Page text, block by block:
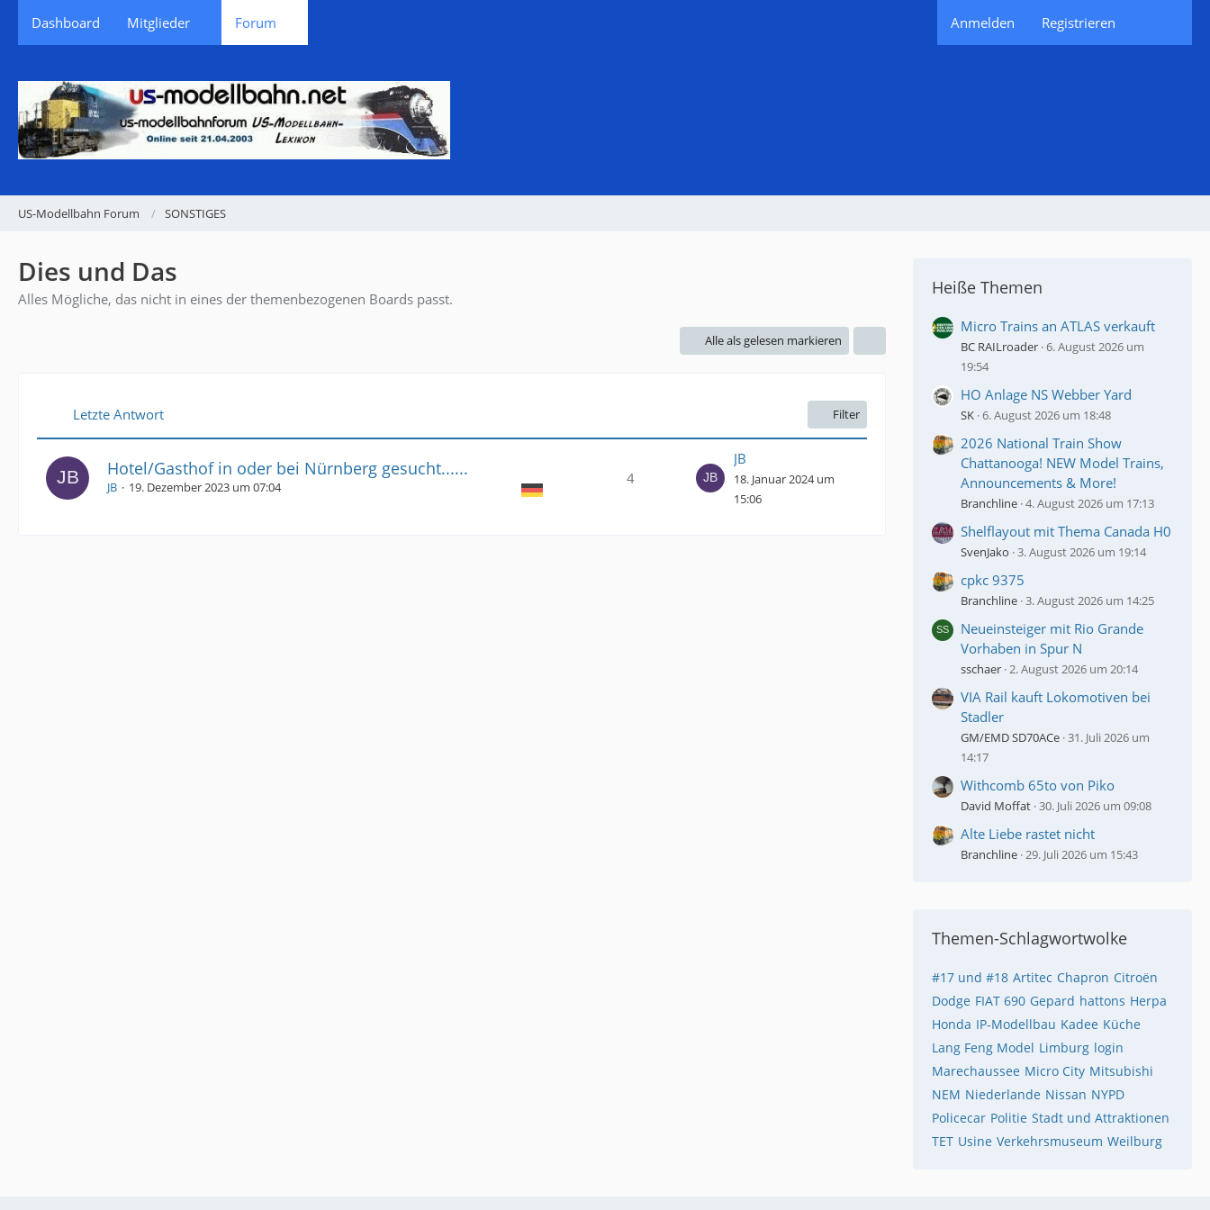
Dashboard Mitglieder Forum Anmelden Registrieren
US-Modellbahn Forum SONSTIGES
Dies und Das
Alles Mögliche, das nicht in eines der themenbezogenen Boards passt.
Alle als gelesen markieren
Letzte Antwort Filter
Hotel/Gasthof in oder bei Nürnberg gesucht......
JB 19. Dezember 2023 um 07:04 4
JB
18. Januar 2024 um
15:06
Heiße Themen
Micro Trains an ATLAS verkauft
BC RAILroader 6. August 2026 um
19:54
HO Anlage NS Webber Yard
SK 6. August 2026 um 18:48
2026 National Train Show
Chattanooga! NEW Model Trains,
Announcements & More!
Branchline 4. August 2026 um 17:13
Shelflayout mit Thema Canada H0
SvenJako 3. August 2026 um 19:14
cpkc 9375
Branchline 3. August 2026 um 14:25
Neueinsteiger mit Rio Grande
Vorhaben in Spur N
sschaer 2. August 2026 um 20:14
VIA Rail kauft Lokomotiven bei
Stadler
GM/EMD SD70ACe 31. Juli 2026 um
14:17
Withcomb 65to von Piko
David Moffat 30. Juli 2026 um 09:08
Alte Liebe rastet nicht
Branchline 29. Juli 2026 um 15:43
Themen-Schlagwortwolke
#17 und #18 Artitec Chapron Citroën
Dodge FIAT 690 Gepard hattons Herpa
Honda IP-Modellbau Kadee Küche
Lang Feng Model Limburg login
Marechaussee Micro City Mitsubishi
NEM Niederlande Nissan NYPD
Policecar Politie Stadt und Attraktionen
TET Usine Verkehrsmuseum Weilburg